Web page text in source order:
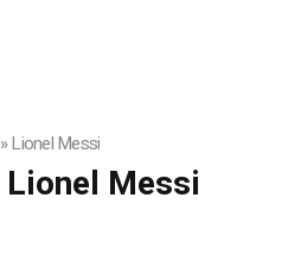
»Lionel Messi
Lionel Messi